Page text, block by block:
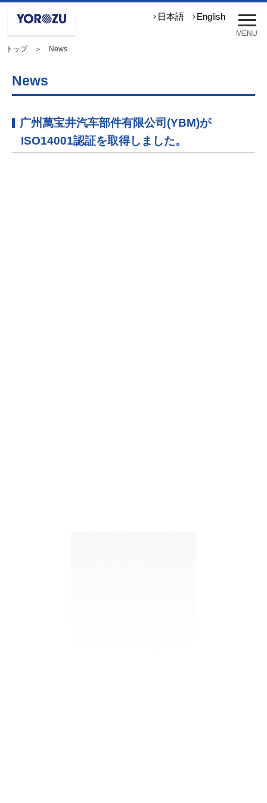
メ
ニ
ュ
MENU
日本語 English
トップ＞ News
News
广州萬宝井汽车部件有限公司(YBM)が
ISO14001認証を取得しました。